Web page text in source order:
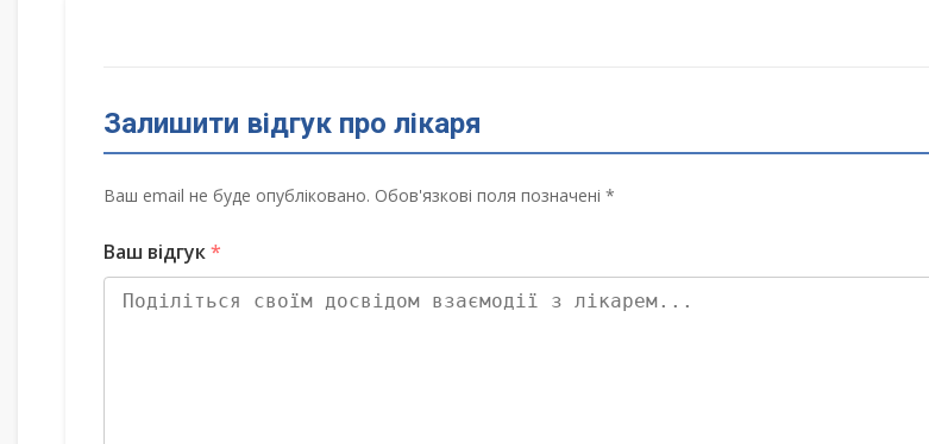
Залишити відгук про лікаря
Ваш email не буде опубліковано. Обов'язкові поля позначені *
Ваш відгук*